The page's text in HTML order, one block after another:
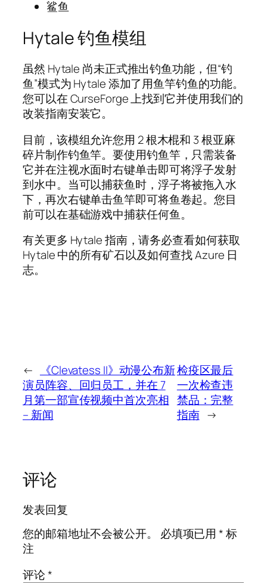
鲨鱼
Hytale 钓鱼模组
虽然 Hytale 尚未正式推出钓鱼功能，但“钓
鱼”模式为 Hytale 添加了用鱼竿钓鱼的功能。
您可以在 CurseForge 上找到它并使用我们的
改装指南安装它。
目前，该模组允许您用 2 根木棍和 3 根亚麻
碎片制作钓鱼竿。要使用钓鱼竿，只需装备
它并在注视水面时右键单击即可将浮子发射
到水中。当可以捕获鱼时，浮子将被拖入水
下，再次右键单击鱼竿即可将鱼卷起。您目
前可以在基础游戏中捕获任何鱼。
有关更多 Hytale 指南，请务必查看如何获取
Hytale 中的所有矿石以及如何查找 Azure 日
志。
←
《Clevatess II》动漫公布新
演员阵容、回归员工，并在 7
月第一部宣传视频中首次亮相
– 新闻
检疫区最后
一次检查违
禁品：完整
指南 →
评论
发表回复
您的邮箱地址不会被公开。
必填项已用*标
注
评论*